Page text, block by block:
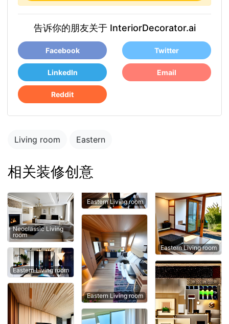
告诉你的朋友关于 InteriorDecorator.ai
Facebook Twitter
LinkedIn Email
Reddit
Living room Eastern
相关装修创意
Neoclassic Living
room
Eastern Living room
Eastern Living room
Eastern Living room
Eastern Living room